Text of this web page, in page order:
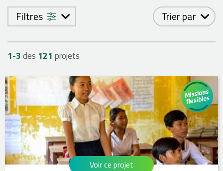
Filtres Trier par
1-3des 121 projets
Voir ce projet